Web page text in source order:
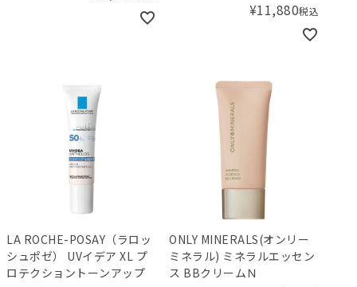
¥11,880税込
LA ROCHE-POSAY（ラロッ
シュポゼ） UVイデア XL プ
ロテクショントーンアップ
ONLY MINERALS(オンリー
ミネラル) ミネラルエッセン
ス BBクリームＮ